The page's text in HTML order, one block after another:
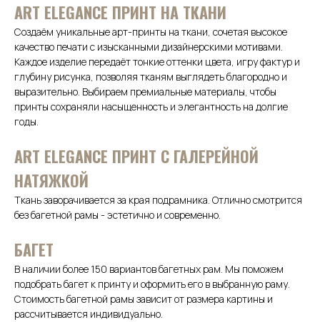
АRТ ELEGANCE ПРИНТ НА ТКАНИ
Создаём уникальные арт-принты на ткани, сочетая высокое
качество печати с изысканными дизайнерскими мотивами.
Каждое изделие передаёт тонкие оттенки цвета, игру фактур и
глубину рисунка, позволяя тканям выглядеть благородно и
выразительно. Выбираем премиальные материалы, чтобы
принты сохраняли насыщенность и элегантность на долгие
годы.
ART ELEGANCE ПРИНТ С ГАЛЕРЕЙНОЙ
НАТЯЖКОЙ
Ткань заворачивается за края подрамника. Отлично смотрится
без багетной рамы - эстетично и современно.
БАГЕТ
В наличии более 150 вариантов багетных рам. Мы поможем
подобрать багет к принту и оформить его в выбранную раму.
Стоимость багетной рамы зависит от размера картины и
рассчитывается индивидуально.